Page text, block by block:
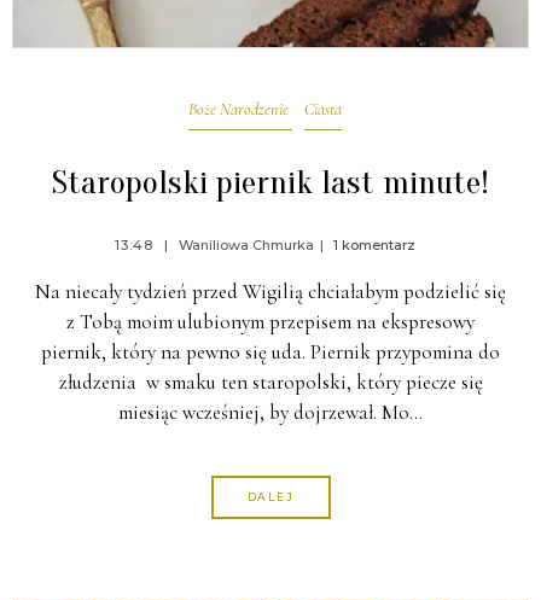
Boże Narodzenie Ciasta
Staropolski piernik last minute!
13:48 Waniliowa Chmurka 1 komentarz
Na niecały tydzień przed Wigilią chciałabym podzielić się
z Tobą moim ulubionym przepisem na ekspresowy
piernik, który na pewno się uda. Piernik przypomina do
złudzenia w smaku ten staropolski, który piecze się
miesiąc wcześniej, by dojrzewał. Mo…
DALEJ